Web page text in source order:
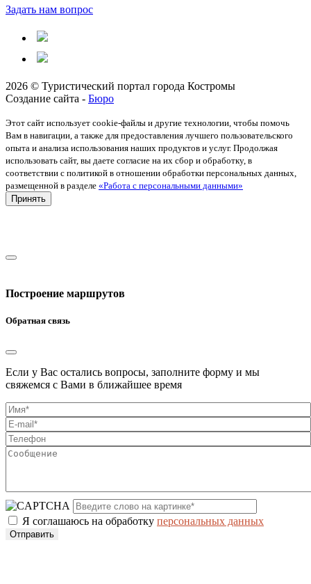
Задать нам вопрос
2026 © Туристический портал города Костромы
Создание сайта - Бюро
Этот сайт использует cookie-файлы и другие технологии, чтобы помочь
Вам в навигации, а также для предоставления лучшего пользовательского
опыта и анализа использования наших продуктов и услуг. Продолжая
использовать сайт, вы даете согласие на их сбор и обработку, в
соответствии с политикой в отношении обработки персональных данных,
размещенной в разделе «Работа с персональными данными»
Принять
Построение маршрутов
Обратная связь
Если у Вас остались вопросы, заполните форму и мы
свяжемся с Вами в ближайшее время
Я соглашаюсь на обработку персональных данных